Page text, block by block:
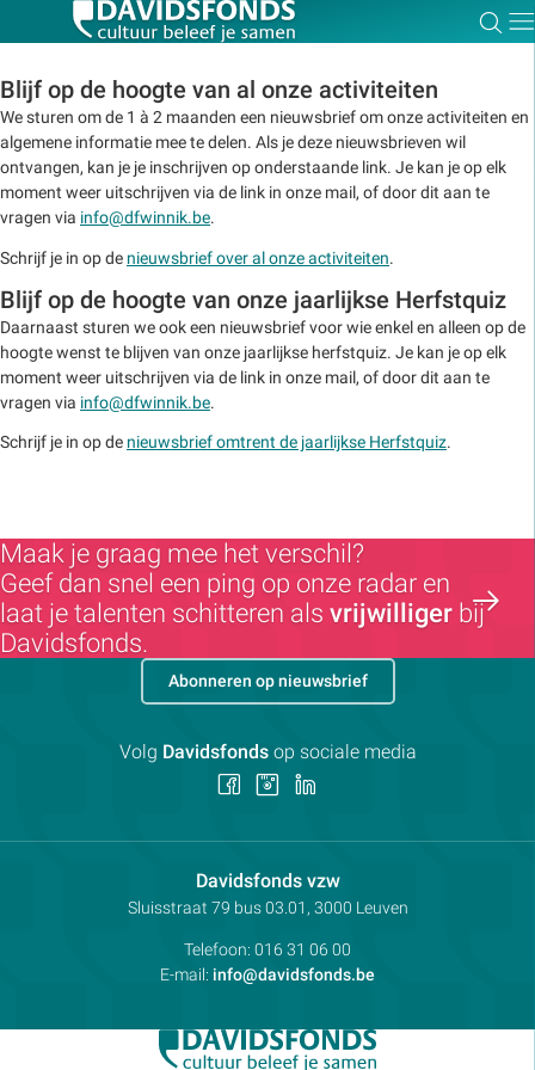
Blijf op de hoogte van al onze activiteiten
We sturen om de 1 à 2 maanden een nieuwsbrief om onze activiteiten en
algemene informatie mee te delen. Als je deze nieuwsbrieven wil
ontvangen, kan je je inschrijven op onderstaande link. Je kan je op elk
moment weer uitschrijven via de link in onze mail, of door dit aan te
vragen via info@dfwinnik.be.
Schrijf je in op de nieuwsbrief over al onze activiteiten.
Blijf op de hoogte van onze jaarlijkse Herfstquiz
Daarnaast sturen we ook een nieuwsbrief voor wie enkel en alleen op de
hoogte wenst te blijven van onze jaarlijkse herfstquiz. Je kan je op elk
moment weer uitschrijven via de link in onze mail, of door dit aan te
vragen via info@dfwinnik.be.
Schrijf je in op de nieuwsbrief omtrent de jaarlijkse Herfstquiz.
Maak je graag mee het verschil?
Geef dan snel een ping op onze radar en
laat je talenten schitteren als vrijwilliger bij
Davidsfonds.
Davidsfonds vzwContactpersoon:
Adres:
Sluisstraat 79 bus 03.01, 3000 Leuven
Telefoon: 016 31 06 00
E-mail: info@davidsfonds.be
Abonneren op nieuwsbrief
Volg Davidsfondsop sociale media
Volg Volg
Zoek:
Zoeken